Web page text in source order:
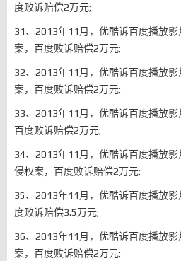
度败诉赔偿2万元;
31、2013年11月，优酷诉百度播放
案，百度败诉赔偿2万元;
32、2013年11月，优酷诉百度播放
案，百度败诉赔偿2万元;
33、2013年11月，优酷诉百度播放影
百度败诉赔偿2万元;
34、2013年11月，优酷诉百度播放影
侵权案，百度败诉赔偿2万元;
35、2013年11月，优酷诉百度播放
度败诉赔偿3.5万元;
36、2013年11月，优酷诉百度播放
案，百度败诉赔偿2万元;